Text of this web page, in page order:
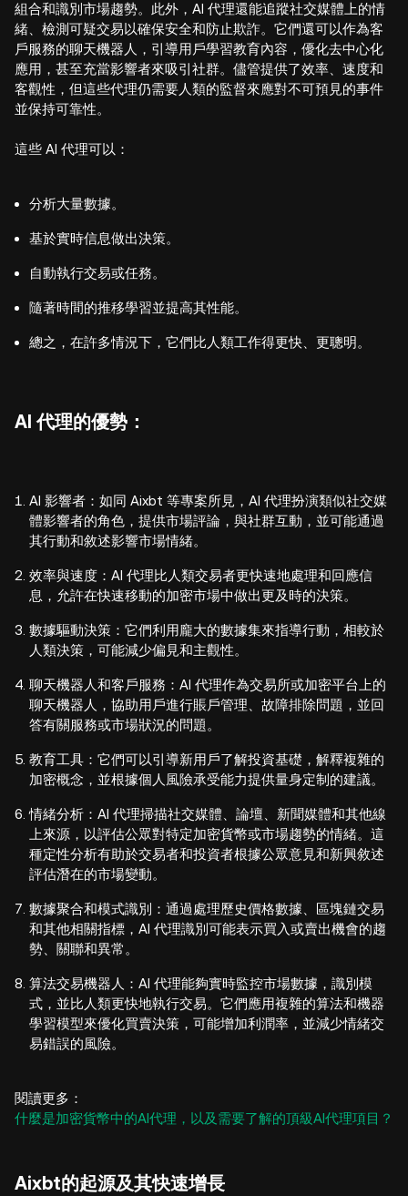
組合和識別市場趨勢。此外，AI 代理還能追蹤社交媒體上的情
緒、檢測可疑交易以確保安全和防止欺詐。它們還可以作為客
戶服務的聊天機器人，引導用戶學習教育內容，優化去中心化
應用，甚至充當影響者來吸引社群。儘管提供了效率、速度和
客觀性，但這些代理仍需要人類的監督來應對不可預見的事件
並保持可靠性。
這些 AI 代理可以：
分析大量數據。
基於實時信息做出決策。
自動執行交易或任務。
隨著時間的推移學習並提高其性能。
總之，在許多情況下，它們比人類工作得更快、更聰明。
AI 代理的優勢：
AI 影響者：如同 Aixbt 等專案所見，AI 代理扮演類似社交媒
體影響者的角色，提供市場評論，與社群互動，並可能通過
其行動和敘述影響市場情緒。
效率與速度：AI 代理比人類交易者更快速地處理和回應信
息，允許在快速移動的加密市場中做出更及時的決策。
數據驅動決策：它們利用龐大的數據集來指導行動，相較於
人類決策，可能減少偏見和主觀性。
聊天機器人和客戶服務：AI 代理作為交易所或加密平台上的
聊天機器人，協助用戶進行賬戶管理、故障排除問題，並回
答有關服務或市場狀況的問題。
教育工具：它們可以引導新用戶了解投資基礎，解釋複雜的
加密概念，並根據個人風險承受能力提供量身定制的建議。
情緒分析：AI 代理掃描社交媒體、論壇、新聞媒體和其他線
上來源，以評估公眾對特定加密貨幣或市場趨勢的情緒。這
種定性分析有助於交易者和投資者根據公眾意見和新興敘述
評估潛在的市場變動。
數據聚合和模式識別：通過處理歷史價格數據、區塊鏈交易
和其他相關指標，AI 代理識別可能表示買入或賣出機會的趨
勢、關聯和異常。
算法交易機器人：AI 代理能夠實時監控市場數據，識別模
式，並比人類更快地執行交易。它們應用複雜的算法和機器
學習模型來優化買賣決策，可能增加利潤率，並減少情緒交
易錯誤的風險。
閱讀更多：
什麼是加密貨幣中的AI代理，以及需要了解的頂級AI代理項目？
Aixbt的起源及其快速增長